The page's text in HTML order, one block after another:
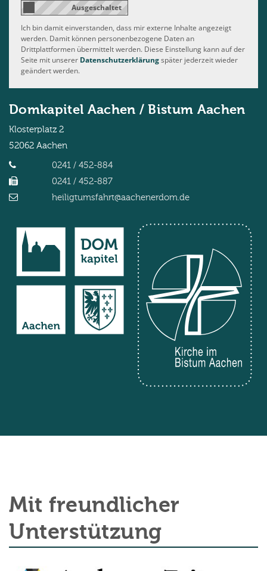
Ich bin damit einverstanden, dass mir externe Inhalte angezeigt
werden. Damit können personenbezogene Daten an
Drittplattformen übermittelt werden. Diese Einstellung kann auf der
Seite mit unserer Datenschutzerklärungspäter jederzeit wieder
geändert werden.
Domkapitel Aachen / Bistum Aachen
Klosterplatz 2
52062 Aachen
0241 / 452-884
0241 / 452-887
heiligtumsfahrt@aachenerdom.de
Mit freundlicher
Unterstützung